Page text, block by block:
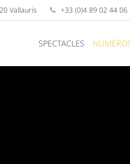
Vallauris +33 (0)4 89 02 44 06
SPECTACLES